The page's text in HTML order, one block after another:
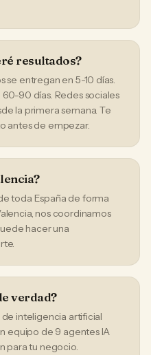
resultados?
se entregan en 5-10 días.
90 días. Redes sociales
la primera semana. Te
antes de empezar.
toda España de forma
nos coordinamos
hacer una
verdad?
de inteligencia artificial
equipo de 9 agentes IA
para tu negocio.